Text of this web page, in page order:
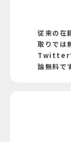
従来の在
取りで
Twitter
論無料で